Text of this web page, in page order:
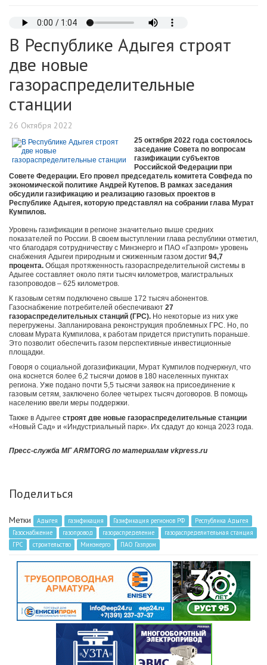
В Республике Адыгея строят
две новые
газораспределительные
станции
26 Октября 2022
25 октября 2022 года состоялось
заседание Совета по вопросам
газификации субъектов
Российской Федерации при
Совете Федерации. Его провел председатель комитета Совфеда по
экономической политике Андрей Кутепов. В рамках заседания
обсудили газификацию и реализацию газовых проектов в
Республике Адыгея, которую представлял на собрании глава Мурат
Кумпилов.
Уровень газификации в регионе значительно выше средних
показателей по России. В своем выступлении глава республики отметил,
что благодаря сотрудничеству с Минэнерго и ПАО «Газпром» уровень
снабжения Адыгеи природным и сжиженным газом достиг 94,7
процента. Общая протяженность газораспределительной системы в
Адыгее составляет около пяти тысяч километров, магистральных
газопроводов – 625 километров.
К газовым сетям подключено свыше 172 тысяч абонентов.
Газоснабжение потребителей обеспечивают 27
газораспределительных станций (ГРС). Но некоторые из них уже
перегружены. Запланирована реконструкция проблемных ГРС. Но, по
словам Мурата Кумпилова, к работам придется приступить пораньше.
Это позволит обеспечить газом перспективные инвестиционные
площадки.
Говоря о социальной догазификации, Мурат Кумпилов подчеркнул, что
она коснется более 6,2 тысячи домов в 180 населенных пунктах
региона. Уже подано почти 5,5 тысячи заявок на присоединение к
газовым сетям, заключено более четырех тысяч договоров. В помощь
населению ввели меры поддержки.
Также в Адыгее строят две новые газораспределительные станции
«Новый Сад» и «Индустриальный парк». Их сдадут до конца 2023 года.
Пресс-служба МГ ARMTORG по материалам vkpress.ru
Поделиться
Метки Адыгея газификация Газификация регионов РФ
Республика Адыгея
Газоснабжение
газопровод газораспределение
газораспределительная станция
ГРС
строительство Минэнерго ПАО Газпром